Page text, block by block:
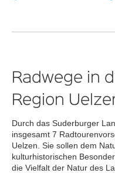
Radwege in
Region
Durch das Suderburger
insgesamt 7
Uelzen. Sie sollen dem
kulturhistorischen
die Vielfalt der Natur des